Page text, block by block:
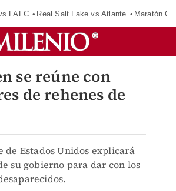
LAFC Real Salt Lake vs Atlante Maratón
se reúne con
de rehenes de
de Estados Unidos explicará
su gobierno para dar con los